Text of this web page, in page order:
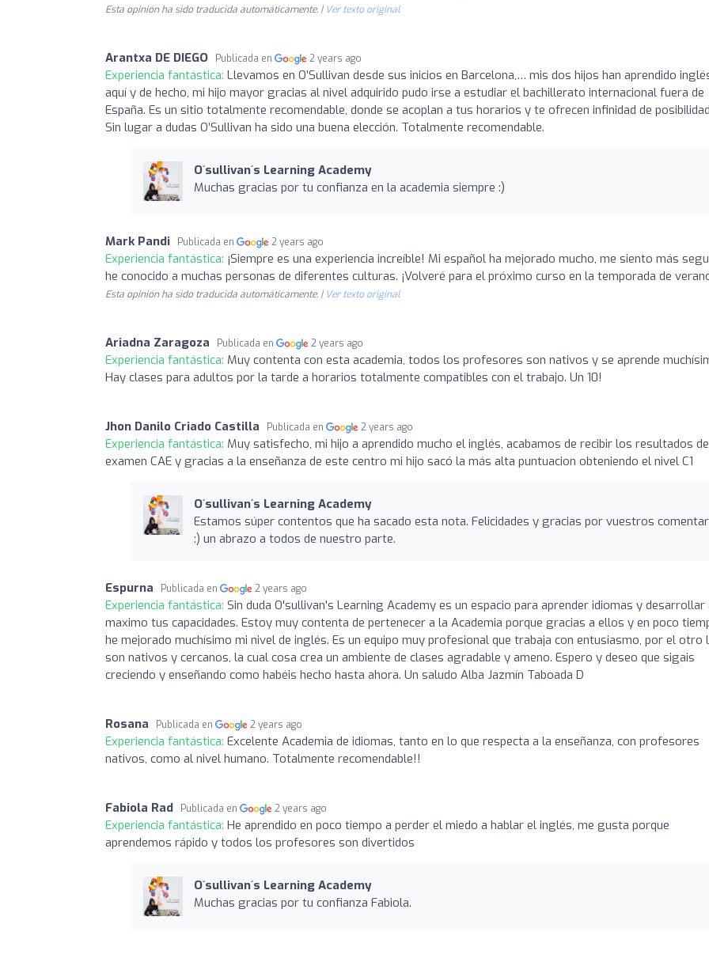
Esta opinión ha sido traducida automáticamente. | Ver texto original
Arantxa DE DIEGO Publicada en 2 years ago
Experiencia fantástica: Llevamos en O’Sullivan desde sus inicios en Barcelona,… mis dos hijos han aprendido
aquí y de hecho, mi hijo mayor gracias al nivel adquirido pudo irse a estudiar el bachillerato internacional fuera de
España. Es un sitio totalmente recomendable, donde se acoplan a tus horarios y te ofrecen infinidad de
Sin lugar a dudas O’Sullivan ha sido una buena elección. Totalmente recomendable.
O´sullivan´s Learning Academy
Muchas gracias por tu confianza en la academia siempre :)
Mark Pandi Publicada en 2 years ago
Experiencia fantástica: ¡Siempre es una experiencia increíble! Mi español ha mejorado mucho, me siento más
he conocido a muchas personas de diferentes culturas. ¡Volveré para el próximo curso en la temporada de
Esta opinión ha sido traducida automáticamente. | Ver texto original
Ariadna Zaragoza Publicada en 2 years ago
Experiencia fantástica: Muy contenta con esta academia, todos los profesores son nativos y se aprende
Hay clases para adultos por la tarde a horarios totalmente compatibles con el trabajo. Un 10!
Jhon Danilo Criado Castilla Publicada en 2 years ago
Experiencia fantástica: Muy satisfecho, mi hijo a aprendido mucho el inglés, acabamos de recibir los resultados
examen CAE y gracias a la enseñanza de este centro mi hijo sacó la más alta puntuacion obteniendo el nivel C1
O´sullivan´s Learning Academy
Estamos súper contentos que ha sacado esta nota. Felicidades y gracias por vuestros
:) un abrazo a todos de nuestro parte.
Espurna Publicada en 2 years ago
Experiencia fantástica: Sin duda O'sullivan's Learning Academy es un espacio para aprender idiomas y desarrollar
maximo tus capacidades. Estoy muy contenta de pertenecer a la Academia porque gracias a ellos y en poco
he mejorado muchísimo mi nivel de inglés. Es un equipo muy profesional que trabaja con entusiasmo, por el otro
son nativos y cercanos, la cual cosa crea un ambiente de clases agradable y ameno. Espero y deseo que sigais
creciendo y enseñando como habéis hecho hasta ahora. Un saludo Alba Jazmín Taboada D
Rosana Publicada en 2 years ago
Experiencia fantástica: Excelente Academia de idiomas, tanto en lo que respecta a la enseñanza, con profesores
nativos, como al nivel humano. Totalmente recomendable!!
Fabiola Rad Publicada en 2 years ago
Experiencia fantástica: He aprendido en poco tiempo a perder el miedo a hablar el inglés, me gusta porque
aprendemos rápido y todos los profesores son divertidos
O´sullivan´s Learning Academy
Muchas gracias por tu confianza Fabiola.